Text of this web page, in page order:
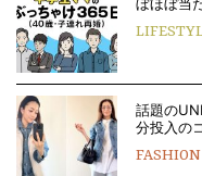
ぼほぼ当
話題の
分投入の
FASHION